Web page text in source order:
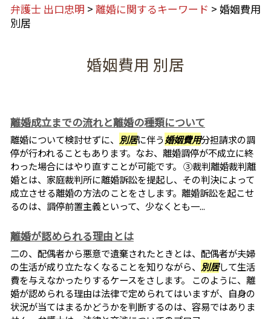
弁護士 出口忠明 > 離婚に関するキーワード > 婚姻費用
別居
婚姻費用 別居
離婚成立までの流れと離婚の種類について
離婚について検討せずに、 別居に伴う婚姻費用分担請求の調
停が行われることもあります。なお、離婚調停が不成立に終
わった場合にはやり直すことが可能です。 ③裁判離婚裁判離
婚とは、家庭裁判所に離婚訴訟を提起し、その判決によって
成立させる離婚の方法のことをさします。離婚訴訟を起こせ
るのは、調停前置主義といって、少なくとも一...
離婚が認められる理由とは
二の、配偶者から悪意で遺棄されたときとは、配偶者が夫婦
の生活が成り立たなくなることを知りながら、 別居して生活
費を与えなかったりするケースをさします。 このように、離
婚が認められる理由は法律で定められてはいますが、自身の
状況が当てはまるかどうかを判断するのは、容易ではありま